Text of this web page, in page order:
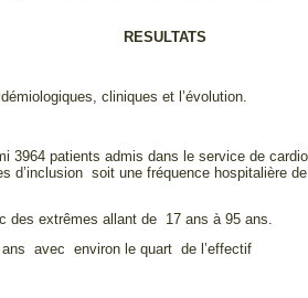
RESULTATS
cliniques et l’évolution.
3964 patients admis dans le service de
d’inclusion soit une fréquence hospitalière
des extrêmes allant de 17 ans à 95 ans.
ans avec environ le quart de l’effectif